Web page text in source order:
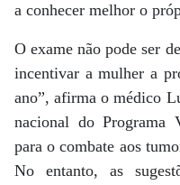
a conhecer melhor o
O exame não pode ser
incentivar a mulher a
ano”, afirma o médico
nacional do
para o combate aos
No entanto, as